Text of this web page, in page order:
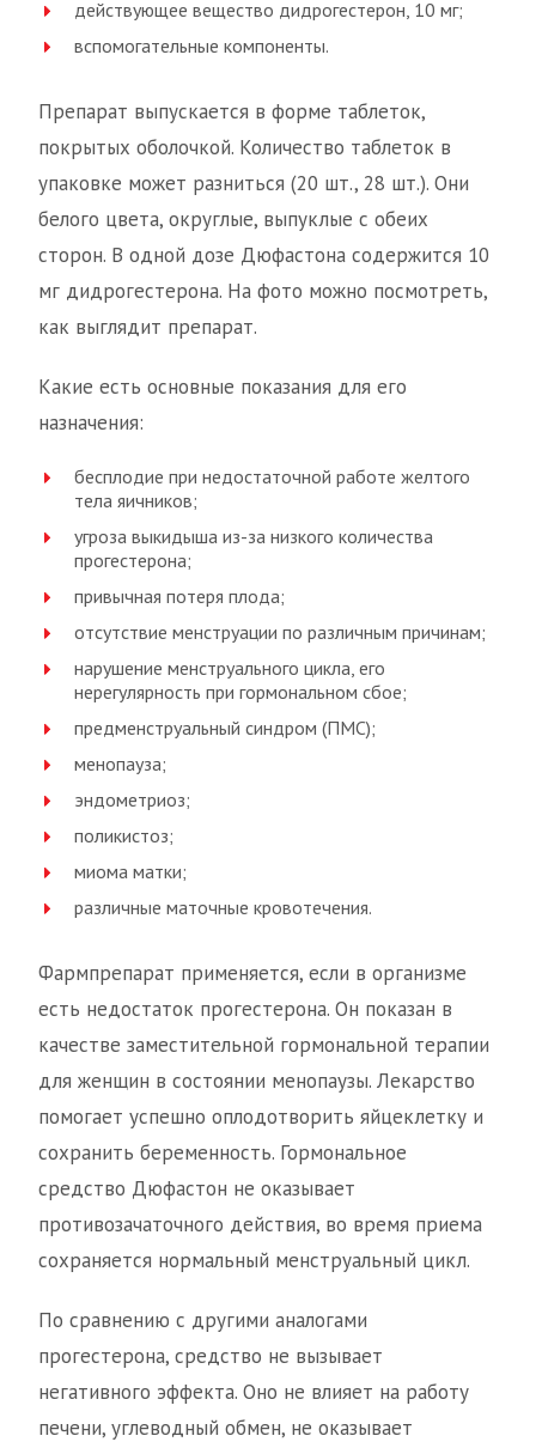
действующее вещество дидрогестерон, 10 мг;
вспомогательные компоненты.
Препарат выпускается в форме таблеток,
покрытых оболочкой. Количество таблеток в
упаковке может разниться (20 шт., 28 шт.). Они
белого цвета, округлые, выпуклые с обеих
сторон. В одной дозе Дюфастона содержится 10
мг дидрогестерона. На фото можно посмотреть,
как выглядит препарат.
Какие есть основные показания для его
назначения:
бесплодие при недостаточной работе желтого
тела яичников;
угроза выкидыша из-за низкого количества
прогестерона;
привычная потеря плода;
отсутствие менструации по различным причинам;
нарушение менструального цикла, его
нерегулярность при гормональном сбое;
предменструальный синдром (ПМС);
менопауза;
эндометриоз;
поликистоз;
миома матки;
различные маточные кровотечения.
Фармпрепарат применяется, если в организме
есть недостаток прогестерона. Он показан в
качестве заместительной гормональной терапии
для женщин в состоянии менопаузы. Лекарство
помогает успешно оплодотворить яйцеклетку и
сохранить беременность. Гормональное
средство Дюфастон не оказывает
противозачаточного действия, во время приема
сохраняется нормальный менструальный цикл.
По сравнению с другими аналогами
прогестерона, средство не вызывает
негативного эффекта. Оно не влияет на работу
печени, углеводный обмен, не оказывает